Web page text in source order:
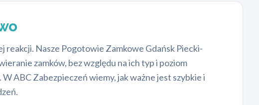
Nasze Pogotowie Zamkowe Gdańsk Piecki-
zamków, bez względu na ich typ i poziom
ABC Zabezpieczeń wiemy, jak ważne jest szybkie i